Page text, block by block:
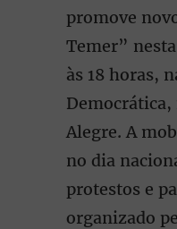
promove
Temer”
às 18 horas,
Alegre. A
no dia
protestos e
organizado